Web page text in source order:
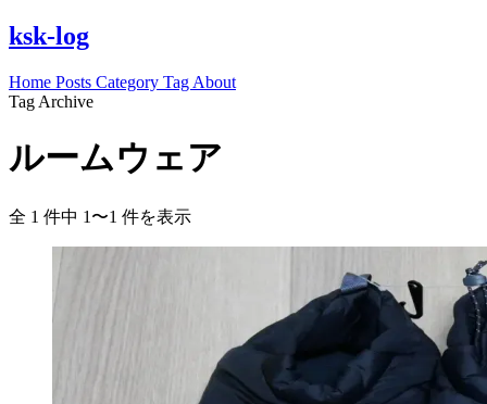
ksk-log
Home Posts Category Tag About
Tag Archive
ルームウェア
全 1 件中 1〜1 件を表示